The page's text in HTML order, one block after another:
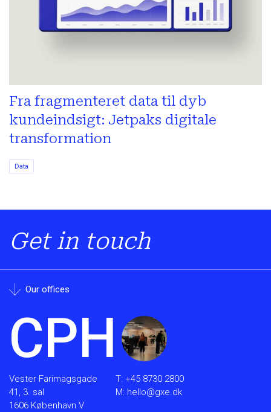
Fra fragmenteret data til dyb
kundeindsigt: Jetpaks digitale
transformation
Data
Get in touch
Our offices
CPH
Vester Farimagsgade
41, 3. sal
1606 København V
T: +45 8730 2800
M: hello@gxe.dk